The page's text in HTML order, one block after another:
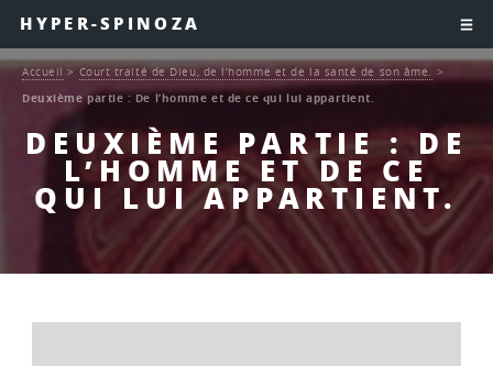
HYPER-SPINOZA
DEUXIÈME PARTIE : DE
L’HOMME ET DE CE
QUI LUI APPARTIENT.
Accueil >Court traité de Dieu, de l’homme et de la santé de son âme.
>
Deuxième partie : De l’homme et de ce qui lui appartient.